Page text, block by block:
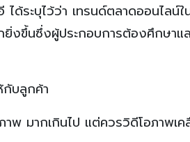
ด้ระบุไว้ว่า เทรนด์ตลาดออนไล
ขึ้นซึ่งผู้ประกอบการต้องศึกษาแ
กับลูกค้า
มากเกินไป แต่ควรวิดีโอภาพเค